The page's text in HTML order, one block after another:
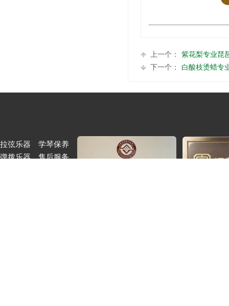
上一个：
紫花梨专业琵
下一个：
白酸枝烫蜡专
学琴保养
售后服务
拉弦乐器
弹拨乐器